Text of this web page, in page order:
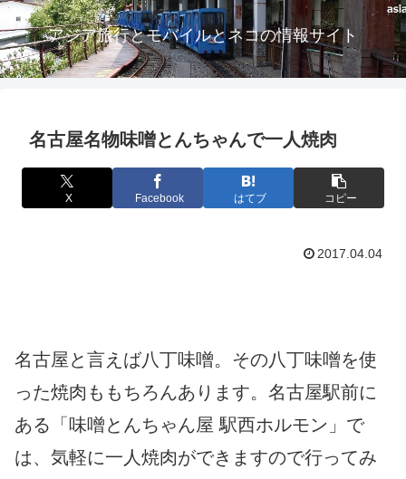
アジア旅行とモバイルとネコの情報サイト
名古屋名物味噌とんちゃんで一人焼肉
X Facebook はてブ コピー
2017.04.04
名古屋と言えば八丁味噌。その八丁味噌を使
った焼肉ももちろんあります。名古屋駅前に
ある「味噌とんちゃん屋 駅西ホルモン」で
は、気軽に一人焼肉ができますので行ってみ